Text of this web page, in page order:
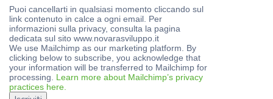
Puoi cancellarti in qualsiasi momento cliccando sul
link contenuto in calce a ogni email. Per
informazioni sulla privacy, consulta la pagina
dedicata sul sito www.novarasviluppo.it
We use Mailchimp as our marketing platform. By
clicking below to subscribe, you acknowledge that
your information will be transferred to Mailchimp for
processing. Learn more about Mailchimp’s privacy
practices here.